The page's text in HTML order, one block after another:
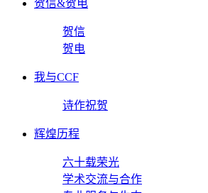
贺信&贺电
贺信
贺电
我与CCF
诗作祝贺
辉煌历程
六十载荣光
学术交流与合作